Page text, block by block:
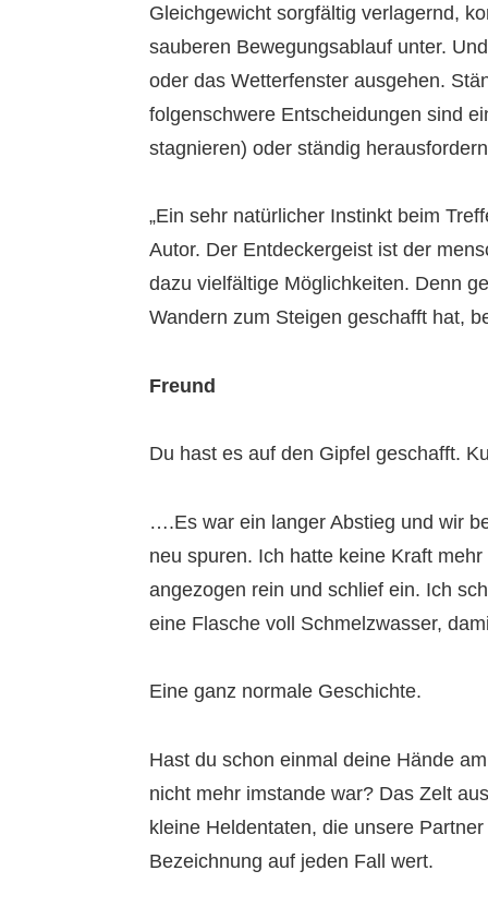
Gleichgewicht sorgfältig verlagernd,
sauberen Bewegungsablauf unter.
oder das Wetterfenster ausgehen.
folgenschwere Entscheidungen sind
stagnieren) oder ständig
„Ein sehr natürlicher Instinkt beim
Autor. Der Entdeckergeist ist der
dazu vielfältige Möglichkeiten. Denn
Wandern zum Steigen geschafft hat,
Freund
Du hast es auf den Gipfel geschafft.
….Es war ein langer Abstieg und wir
neu spuren. Ich hatte keine Kraft
angezogen rein und schlief ein. Ich
eine Flasche voll Schmelzwasser,
Eine ganz normale Geschichte.
Hast du schon einmal deine Hände
nicht mehr imstande war? Das Zelt
kleine Heldentaten, die unsere
Bezeichnung auf jeden Fall wert.